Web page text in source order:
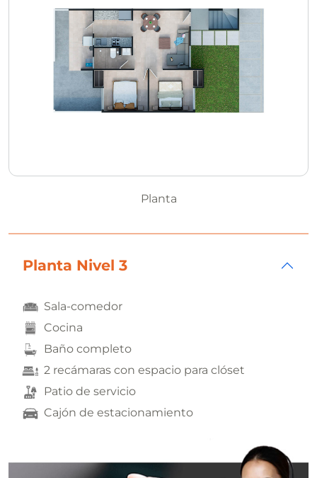
Planta
Planta Nivel 3
Sala-comedor
Cocina
Baño completo
2 recámaras con espacio para clóset
Patio de servicio
Cajón de estacionamiento